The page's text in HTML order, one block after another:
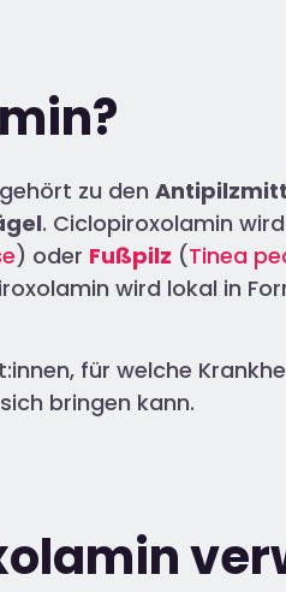
zu den
. Ciclopiroxolamin
) oder Fußpilz (Tinea
wird lokal in
für welche
bringen kann.